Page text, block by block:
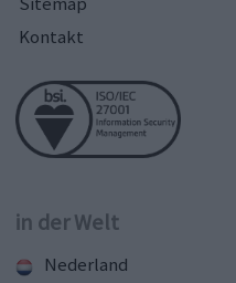
Kontakt
in der Welt
Nederland